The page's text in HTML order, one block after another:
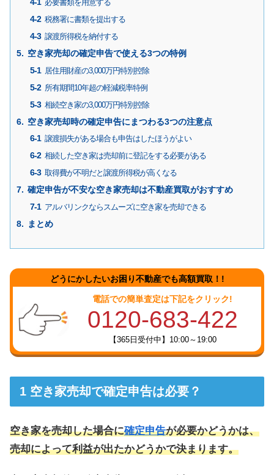
必要書類を用意する
税務署に書類を提出する
譲渡所得税を納付する
空き家売却の確定申告で使える3つの特例
居住用財産の3,000万円特別控除
所有期間10年超の軽減税率特例
相続空き家の3,000万円特別控除
空き家売却時の確定申告にまつわる3つの注意点
譲渡損失がある場合も申告はしたほうがよい
相続した空き家は売却前に登記をする必要がある
取得費が不明だと譲渡所得税が高くなる
確定申告が不安な空き家売却は不動産買取がおすすめ
アルバリンクならスムーズに空き家を売却できる
まとめ
どうにかしたいお困り不動産でも高額買取！!
電話での簡単査定は下記をクリック!
0120-683-422
【365日受付中】10:00～19:00
空き家売却で確定申告は必要？
空き家を売却した場合に確定申告が必要かどうかは、
売却によって利益が出たかどうかで決まります。